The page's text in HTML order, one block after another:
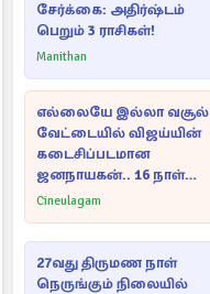
சேர்க்கை: அதிர்ஷ்டம்
பெறும் 3 ராசிகள்!
Manithan
எல்லையே இல்லா வசூல்
வேட்டையில் விஜய்யின்
கடைசிப்படமான
ஜனநாயகன்.. 16 நாள்
பாக்ஸ் ஆபிஸ்
Cineulagam
27வது திருமண நாள்
நெருங்கும் நிலையில்